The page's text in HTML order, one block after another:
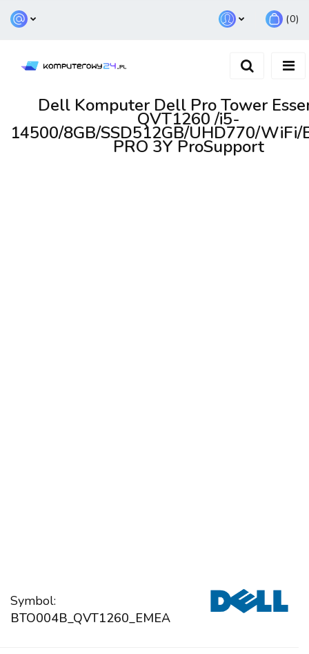
Zarejestruj się
(0)
Dell Komputer Dell Pro Tower
QVT1260 /i5-
14500/8GB/SSD512GB/UHD770/
PRO 3Y ProSupport
Symbol:
BTO004B_QVT1260_EMEA